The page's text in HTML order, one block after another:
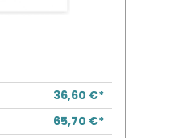
36,60 €*
65,70 €*